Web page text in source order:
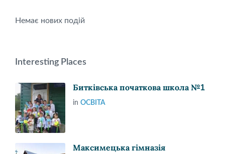
Немає нових подій
Interesting Places
Битківська початкова школа №1
in ОСВІТА
Максимецька гімназія